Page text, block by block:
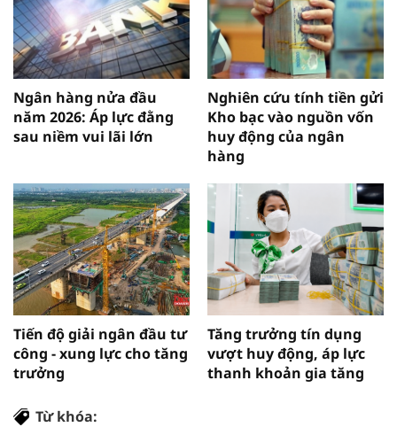
Ngân hàng nửa đầu
năm 2026: Áp lực đằng
sau niềm vui lãi lớn
Nghiên cứu tính tiền gửi
Kho bạc vào nguồn vốn
huy động của ngân
hàng
Tiến độ giải ngân đầu tư
công - xung lực cho tăng
trưởng
Tăng trưởng tín dụng
vượt huy động, áp lực
thanh khoản gia tăng
Từ khóa: